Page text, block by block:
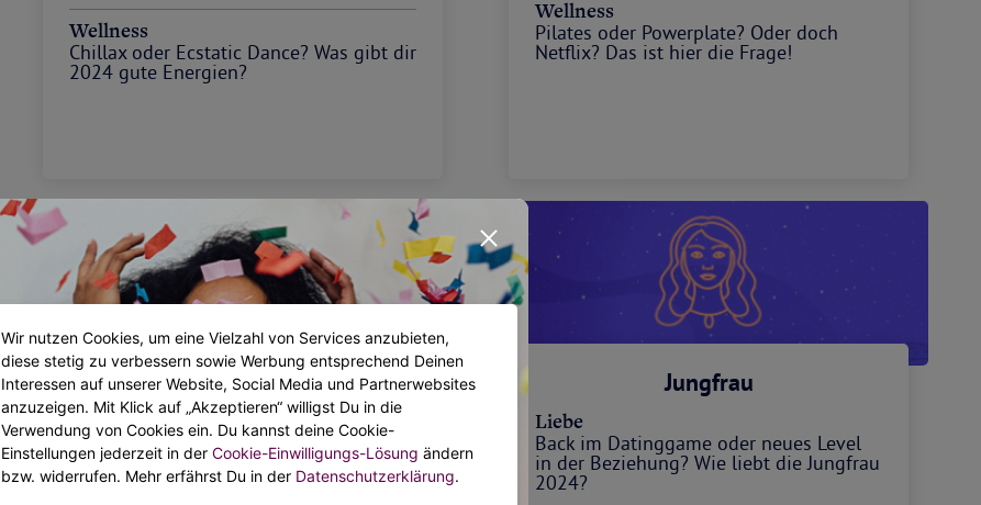
Wellness
Chillax oder Ecstatic Dance? Was gibt dir
2024 gute Energien?
Wellness
Pilates oder Powerplate? Oder doch
Netflix? Das ist hier die Frage!
Löwe
Liebe
Friends with Benefits oder doch mehr?
Was lieben die Löwen 2024?
Jungfrau
Liebe
Back im Datinggame oder neues Level
in der Beziehung? Wie liebt die Jungfrau
2024?
Wir nutzen Cookies, um eine Vielzahl von Services anzubieten,
diese stetig zu verbessern sowie Werbung entsprechend Deinen
Interessen auf unserer Website, Social Media und Partnerwebsites
anzuzeigen. Mit Klick auf „Akzeptieren“ willigst Du in die
Verwendung von Cookies ein. Du kannst deine Cookie-
Einstellungen jederzeit in der Cookie-Einwilligungs-Lösung ändern
bzw. widerrufen. Mehr erfährst Du in der Datenschutzerklärung.